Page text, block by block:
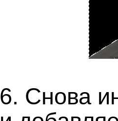
6. Снова